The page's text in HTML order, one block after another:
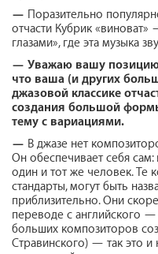
— Поразительно
отчасти Кубрик
глазами», где эта музыка
— Уважаю вашу
что ваша (и других
джазовой классике
создания большой
тему с вариациями.
— В джазе нет
Он обеспечивает себя
один и тот же человек. Те
стандарты, могут быть
приблизительно. Они
переводе с английского
больших композиторов
Стравинского) — так это и